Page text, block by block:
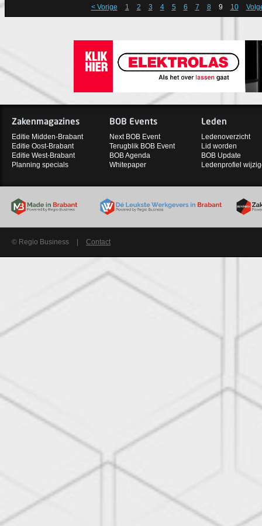
< Vorige 1 2 3 4 5 6 7 8 9 10
Zakenmagazines
Editie Midden-Brabant
Editie Oost-Brabant
Editie West-Brabant
Planning specials
BOB Events
Next BOB Event
Terugblik BOB Event
BOB Agenda
Whitepaper
Leden
Ledenoverzicht
Lid worden
BOB Update
Ledenprofiel
© Regio Business Contact